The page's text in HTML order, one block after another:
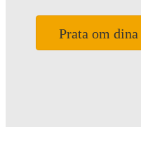
Prata om